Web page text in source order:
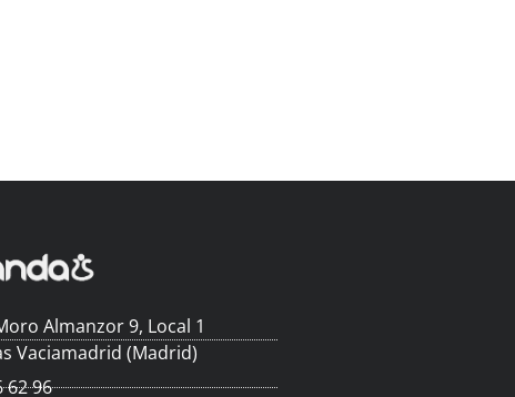
Almanzor 9, Local 1
Vaciamadrid (Madrid)
62 96